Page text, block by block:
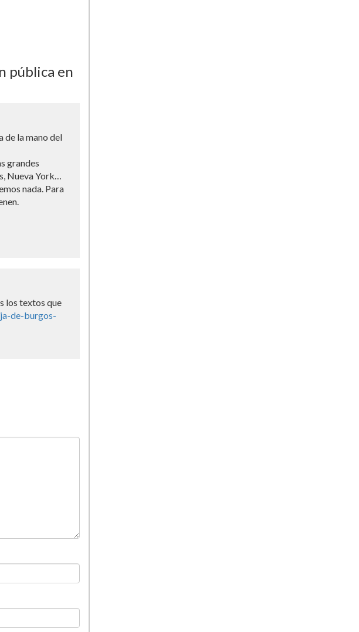
pública en
de la mano del
grandes
Nueva York…
nada. Para
los textos que
de-burgos-